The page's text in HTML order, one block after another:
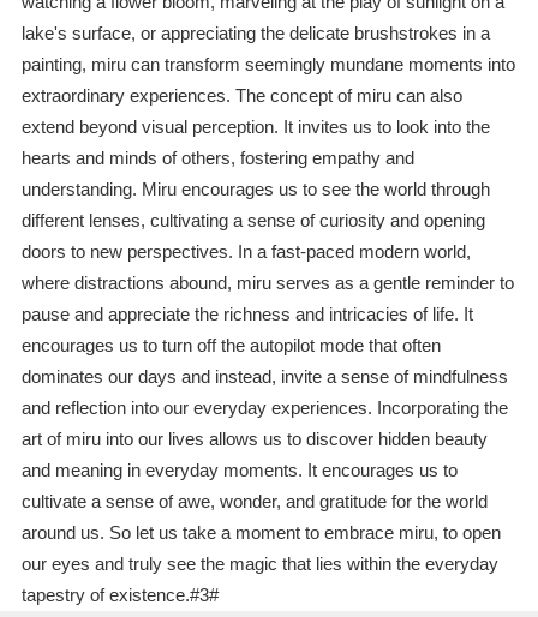
lake's surface, or appreciating the delicate brushstrokes in a
painting, miru can transform seemingly mundane moments into
extraordinary experiences. The concept of miru can also
extend beyond visual perception. It invites us to look into the
hearts and minds of others, fostering empathy and
understanding. Miru encourages us to see the world through
different lenses, cultivating a sense of curiosity and opening
doors to new perspectives. In a fast-paced modern world,
where distractions abound, miru serves as a gentle reminder to
pause and appreciate the richness and intricacies of life. It
encourages us to turn off the autopilot mode that often
dominates our days and instead, invite a sense of mindfulness
and reflection into our everyday experiences. Incorporating the
art of miru into our lives allows us to discover hidden beauty
and meaning in everyday moments. It encourages us to
cultivate a sense of awe, wonder, and gratitude for the world
around us. So let us take a moment to embrace miru, to open
our eyes and truly see the magic that lies within the everyday
tapestry of existence.#3#